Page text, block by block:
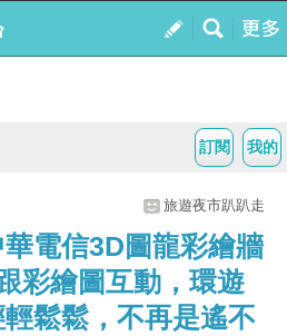
我的
訂閱
旅遊夜市趴趴走
華電信3D圖龍彩繪牆
彩繪圖互動，環遊
鬆鬆，不再是遙不